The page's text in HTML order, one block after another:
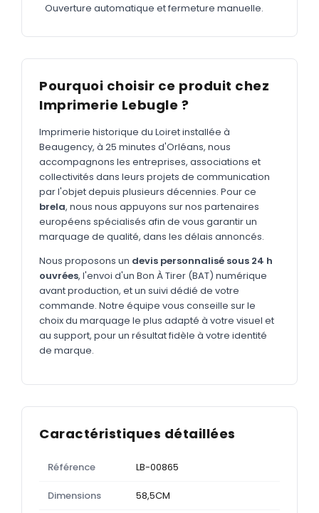
Tee-shirts
Polos
GOODIES
Bureau & écriture
Sacs & voyages
Verres & déjeuner
Technologie
Outils & porte-clés
Cuisine
Ouverture automatique et fermeture manuelle.
Pourquoi choisir ce produit chez
Imprimerie Lebugle ?
Imprimerie historique du Loiret installée à
Beaugency, à 25 minutes d'Orléans, nous
accompagnons les entreprises, associations et
collectivités dans leurs projets de communication
par l'objet depuis plusieurs décennies. Pour ce
brela, nous nous appuyons sur nos partenaires
européens spécialisés afin de vous garantir un
marquage de qualité, dans les délais annoncés.
Nous proposons un devis personnalisé sous 24 h
ouvrées, l'envoi d'un Bon À Tirer (BAT) numérique
avant production, et un suivi dédié de votre
commande. Notre équipe vous conseille sur le
choix du marquage le plus adapté à votre visuel et
au support, pour un résultat fidèle à votre identité
de marque.
Caractéristiques détaillées
Référence LB-00865
Dimensions 58,5CM